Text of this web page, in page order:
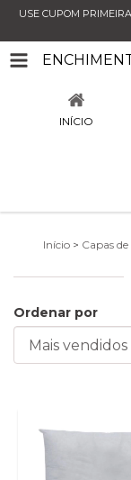
USE CUPOM
INÍCIO
Início > Capas
Ordenar por